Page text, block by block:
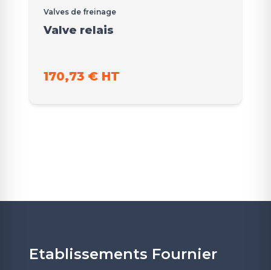
Valves de freinage
Valve relais
170,73 € HT
Etablissements Fournier